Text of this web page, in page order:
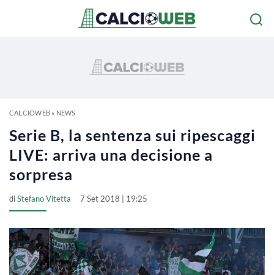
CALCIOWEB» NEWS
Serie B, la sentenza sui ripescaggi
LIVE: arriva una decisione a
sorpresa
diStefano Vitetta 7 Set 2018 | 19:25